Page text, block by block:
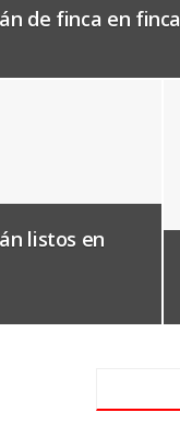
de finca en finca
listos en